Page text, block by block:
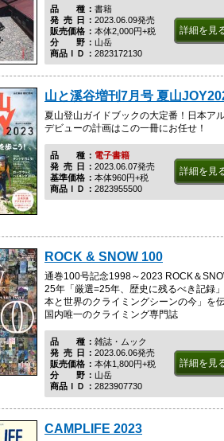
品種書籍
発売日 2023.06.09発売
販売価格
本体2,000円+税
分野山岳
商品ＩＤ
2823172130
詳細を見
山と溪谷増刊7月号 夏山
夏山登山ガイドブックの大定番！日本ア
デビューの計画はこの一冊にお任せ！
品種電子書籍
発売日 2023.06.07発売
基準価格
本体960円+税
商品ＩＤ
2823955500
詳細を見
ROCK & SNOW 100
通巻100号記念1998～2023 ROCK＆
25年「厳選=25年、歴史に残るべき記録
本と世界のクライミングシーンの今」を
国内唯一のクライミング専門誌
品種雑誌・ムック
発売日 2023.06.06発売
販売価格
本体1,800円+税
分野山岳
商品ＩＤ
2823907730
詳細を見
CAMPLIFE 2023